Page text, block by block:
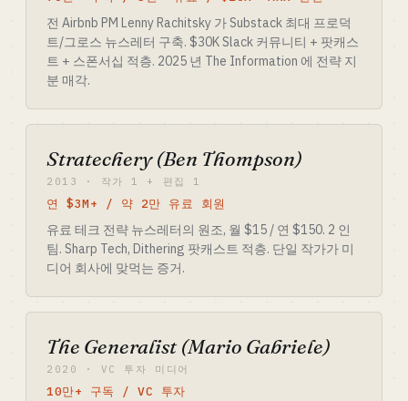
전 Airbnb PM Lenny Rachitsky 가 Substack 최대 프로덕
트/그로스 뉴스레터 구축. $30K Slack 커뮤니티 + 팟캐스
트 + 스폰서십 적층. 2025 년 The Information 에 전략 지
분 매각.
Stratechery (Ben Thompson)
2013 · 작가 1 + 편집 1
연 $3M+ / 약 2만 유료 회원
유료 테크 전략 뉴스레터의 원조, 월 $15 / 연 $150. 2 인
팀. Sharp Tech, Dithering 팟캐스트 적층. 단일 작가가 미
디어 회사에 맞먹는 증거.
The Generalist (Mario Gabriele)
2020 · VC 투자 미디어
10만+ 구독 / VC 투자